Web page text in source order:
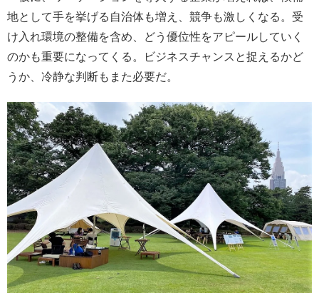
地として手を挙げる自治体も増え、競争も激しくなる。受
け入れ環境の整備を含め、どう優位性をアピールしていく
のかも重要になってくる。ビジネスチャンスと捉えるかど
うか、冷静な判断もまた必要だ。